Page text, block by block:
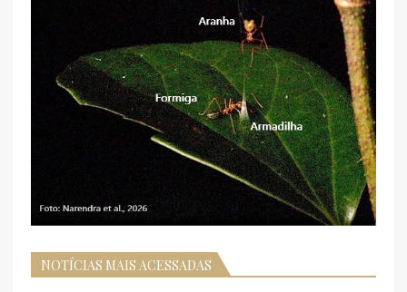
NOTÍCIAS MAIS ACESSADAS